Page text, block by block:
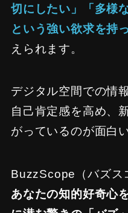
切にしたい」「多様
という強い欲求を持
えられます。
デジタル空間での情
自己肯定感を高め、
がっているのが面白
BuzzScope（バズス
あなたの知的好奇心